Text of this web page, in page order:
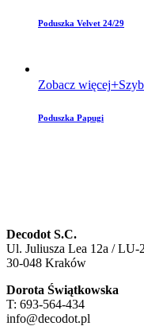
Poduszka Velvet 24/29
Zobacz więcej
Poduszka Papugi
Decodot S.C.
Ul. Juliusza Lea 12a / LU-2
30-048 Kraków
Dorota Świątkowska
T: 693-564-434
info@decodot.pl